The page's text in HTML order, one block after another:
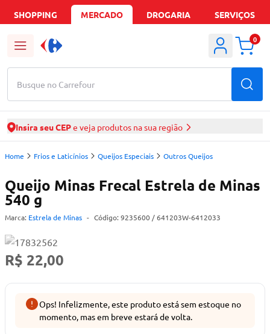
SHOPPING MERCADO DROGARIA SERVIÇOS
Busque no Carrefour
0
Insira seu CEPe veja produtos na sua região
Home Frios e Laticínios Queijos Especiais Outros Queijos
Queijo Minas Frecal Estrela de Minas
540 g
Marca: Estrela de Minas - Código: 9235600 / 641203W-6412033
R$ 22,00
Ops! Infelizmente, este produto está sem estoque no
momento, mas em breve estará de volta.